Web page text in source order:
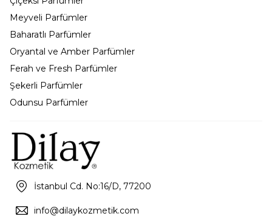
Meyveli Parfümler
Baharatlı Parfümler
Oryantal ve Amber Parfümler
Ferah ve Fresh Parfümler
Şekerli Parfümler
Odunsu Parfümler
İstanbul Cd. No:16/D, 77200
info@dilaykozmetik.com